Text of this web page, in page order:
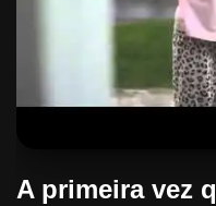
A primeira vez